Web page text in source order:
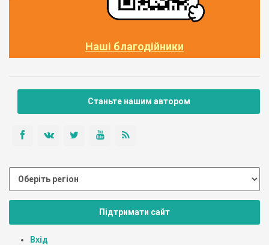
Наші благодійники
Станьте нашим автором
Підтримати сайт
Вхід